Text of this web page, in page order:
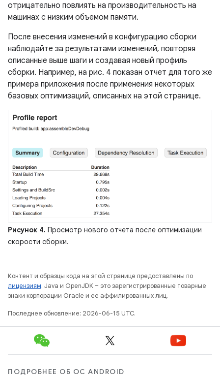
отрицательно повлиять на производительность на
машинах с низким объемом памяти.
После внесения изменений в конфигурацию сборки
наблюдайте за результатами изменений, повторяя
описанные выше шаги и создавая новый профиль
сборки. Например, на рис. 4 показан отчет для того же
примера приложения после применения некоторых
базовых оптимизаций, описанных на этой странице.
Рисунок 4. Просмотр нового отчета после оптимизации
скорости сборки.
Контент и образцы кода на этой странице предоставлены по
лицензиям. Java и OpenJDK – это зарегистрированные товарные
знаки корпорации Oracle и ее аффилированных лиц.
Последнее обновление: 2026-06-15 UTC.
ПОДРОБНЕЕ ОБ ОС ANDROID